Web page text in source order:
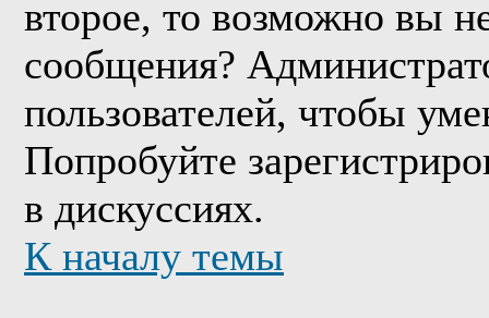
второе, то возможно вы
сообщения?
пользователей, чтобы
Попробуйте
в дискуссиях.
К началу темы